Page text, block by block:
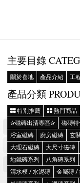
主要目錄
關於喜地 產品介紹 工
產品分類
特別推薦 熱門商品
✰磁磚出清專區✰
磁磚
浴室磁磚
廚房磁磚 玄
大理石磁磚
大尺寸磁磚
地鐵磚系列
八角磚系列
清水模 / 水泥磚
金屬磚 /